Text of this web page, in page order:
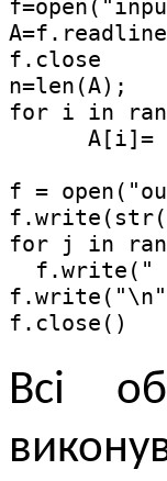
f.close
n=len(A);
for i in
A[i]=
f =
for j in
f.write("
f.close()
Всі